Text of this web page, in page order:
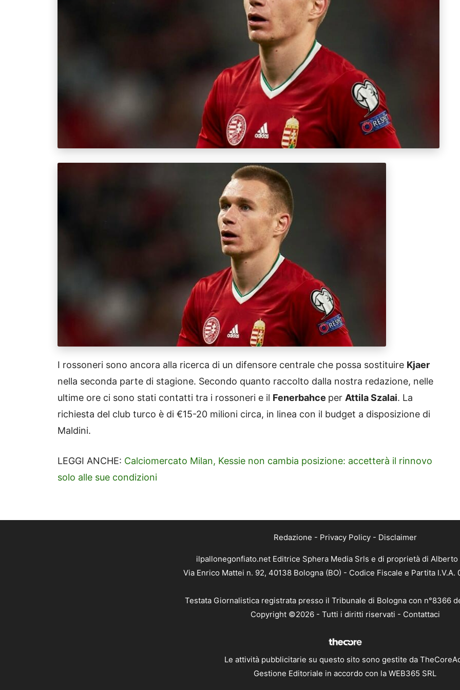
I rossoneri sono ancora alla ricerca di un difensore centrale che possa sostituire Kjaer
nella seconda parte di stagione. Secondo quanto raccolto dalla nostra redazione, nelle
ultime ore ci sono stati contatti tra i rossoneri e il Fenerbahce per Attila Szalai. La
richiesta del club turco è di €15-20 milioni circa, in linea con il budget a disposizione di
Maldini.
LEGGI ANCHE: Calciomercato Milan, Kessie non cambia posizione: accetterà il rinnovo
solo alle sue condizioni
Redazione - Privacy Policy- Disclaimer
ilpallonegonfiato.net Editrice Sphera Media Srls e di proprietà di
Via Enrico Mattei n. 92, 40138 Bologna (BO) - Codice Fiscale e Partita I.V.A.
Testata Giornalistica registrata presso il Tribunale di Bologna con n°8366
Copyright ©2026 - Tutti i diritti riservati - Contattaci
Le attività pubblicitarie su questo sito sono gestite da
Gestione Editoriale in accordo con la WEB365 SRL